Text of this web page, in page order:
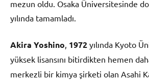
mezun oldu. Osaka Üniversitesinde
yılında tamamladı.
Akira Yoshino 1972 yılında Kyoto
yüksek lisansını bitirdikten hemen
merkezli bir kimya şirketi olan Asahi